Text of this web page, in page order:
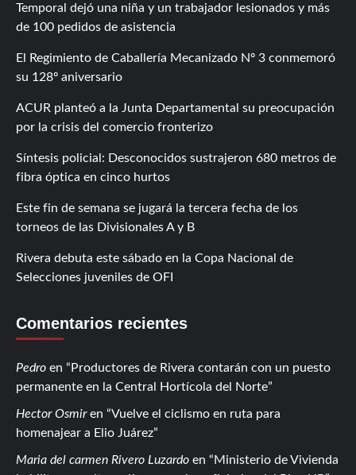
Temporal dejó una niña y un trabajador lesionados y más
de 100 pedidos de asistencia
El Regimiento de Caballería Mecanizado Nº 3 conmemoró
su 128º aniversario
ACUR planteó a la Junta Departamental su preocupación
por la crisis del comercio fronterizo
Síntesis policial: Desconocidos sustrajeron 680 metros de
fibra óptica en cinco hurtos
Este fin de semana se jugará la tercera fecha de los
torneos de las Divisionales A y B
Rivera debuta este sábado en la Copa Nacional de
Selecciones juveniles de OFI
Comentarios recientes
Pedro en
Productores de Rivera contarán con un puesto
permanente en la Central Hortícola del Norte
Hector Osmiren
Vuelve el ciclismo en ruta para
homenajear a Elio Juárez
Maria del carmen Rivero Luzardo en
Ministerio de Vivienda